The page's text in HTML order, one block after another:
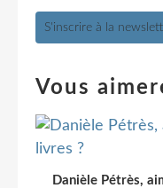
S'inscrire à la
Vous
Danièle Pétrès,